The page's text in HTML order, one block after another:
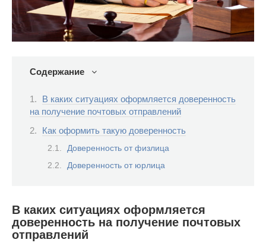
Содержание
В каких ситуациях оформляется доверенность
на получение почтовых отправлений
Как оформить такую доверенность
Доверенность от физлица
Доверенность от юрлица
В каких ситуациях оформляется
доверенность на получение почтовых
отправлений